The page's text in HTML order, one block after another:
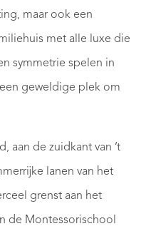
maar ook een
met alle luxe die
symmetrie spelen in
geweldige plek om
aan de zuidkant van ’t
lanen van het
grenst aan het
de Montessorischool